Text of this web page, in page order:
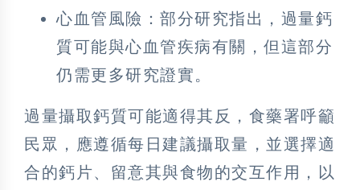
心血管風險：部分研究指出，過量鈣
質可能與心血管疾病有關，但這部分
仍需更多研究證實。
過量攝取鈣質可能適得其反，食藥署呼籲
民眾，應遵循每日建議攝取量，並選擇適
合的鈣片、留意其與食物的交互作用，以